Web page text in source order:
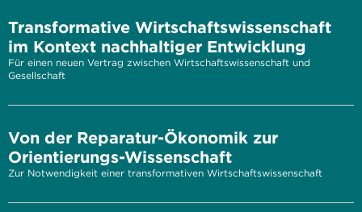
Transformative Wirtschaftswissenschaft
im Kontext nachhaltiger Entwicklung
Für einen neuen Vertrag zwischen Wirtschaftswissenschaft und
Gesellschaft
Von der Reparatur-Ökonomik zur
Orientierungs-Wissenschaft
Zur Notwendigkeit einer transformativen Wirtschaftswissenschaft